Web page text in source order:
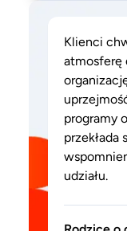
Klienci
atmosferę
programy
przekłada
udziału.